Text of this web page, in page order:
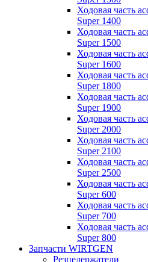
Ходовая часть
Super 1400
Ходовая часть
Super 1500
Ходовая часть
Super 1600
Ходовая часть
Super 1800
Ходовая часть
Super 1900
Ходовая часть
Super 2000
Ходовая часть
Super 2100
Ходовая часть
Super 2500
Ходовая часть
Super 600
Ходовая часть
Super 700
Ходовая часть
Super 800
Запчасти WIRTGEN
Резцедержатели